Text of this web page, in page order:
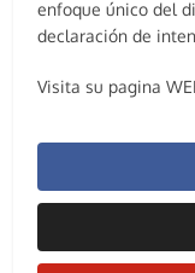
enfoque único del
declaración de
Visita su pagina